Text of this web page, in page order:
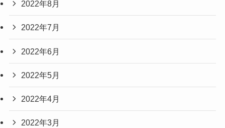
2022年8月
2022年7月
2022年6月
2022年5月
2022年4月
2022年3月